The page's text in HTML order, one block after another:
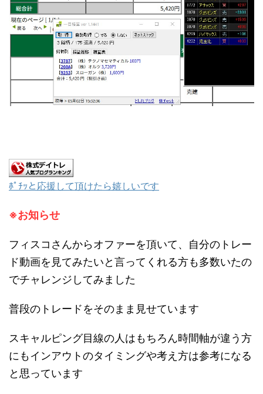
ﾎﾟﾁｯと応援して頂けたら嬉しいです
※お知らせ
フィスコさんからオファーを頂いて、自分のトレー
ド動画を見てみたいと言ってくれる方も多数いたの
でチャレンジしてみました
普段のトレードをそのまま見せています
スキャルピング目線の人はもちろん時間軸が違う方
にもインアウトのタイミングや考え方は参考になる
と思っています